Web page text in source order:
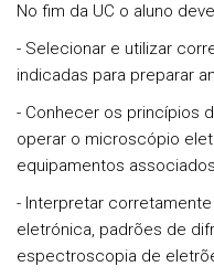
No fim da UC o aluno
- Selecionar e utilizar
indicadas para preparar
- Conhecer os princípios
operar o microscópio
equipamentos
- Interpretar
eletrónica, padrões de
espectroscopia de